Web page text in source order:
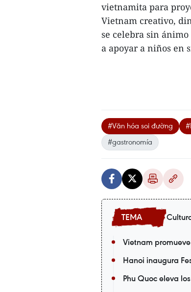
vietnamita para
Vietnam creativo,
se celebra sin
a apoyar a niños en
#Văn hóa soi đường
#gastronomía
Vietnam
Hanoi inaugura
Phu Quoc eleva